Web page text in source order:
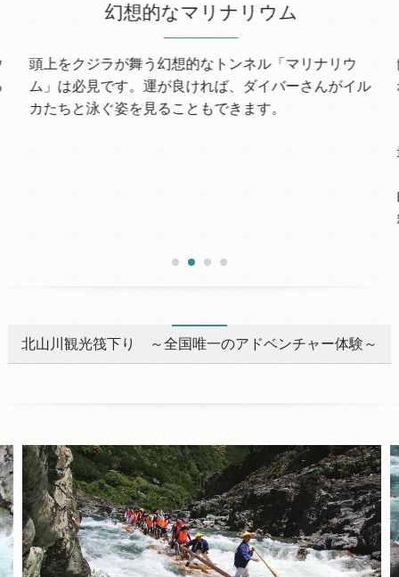
幻想的なマリナリウム
頭上をクジラが舞う幻想的なトンネル「マリナリウ
ム」は必見です。運が良ければ、ダイバーさんがイル
カたちと泳ぐ姿を見ることもできます。
北山川観光筏下り ～全国唯一のアドベンチャー体験～